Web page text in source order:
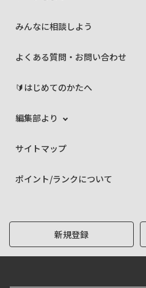
みんなに相談しよう
よくある質問・お問い合わせ
🔰はじめてのかたへ
編集部より
サイトマップ
ポイント/ランクについて
新規登録